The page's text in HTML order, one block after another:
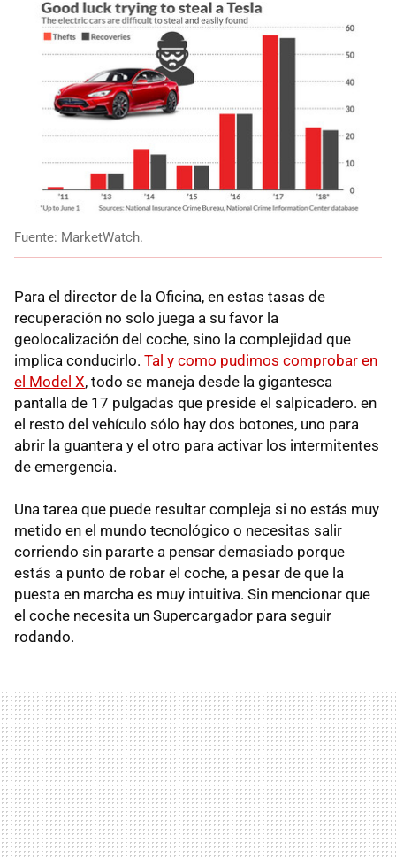
Fuente: MarketWatch.
Para el director de la Oficina, en estas tasas de
recuperación no solo juega a su favor la
geolocalización del coche, sino la complejidad que
implica conducirlo. Tal y como pudimos comprobar en
el Model X, todo se maneja desde la gigantesca
pantalla de 17 pulgadas que preside el salpicadero. en
el resto del vehículo sólo hay dos botones, uno para
abrir la guantera y el otro para activar los intermitentes
de emergencia.
Una tarea que puede resultar compleja si no estás muy
metido en el mundo tecnológico o necesitas salir
corriendo sin pararte a pensar demasiado porque
estás a punto de robar el coche, a pesar de que la
puesta en marcha es muy intuitiva. Sin mencionar que
el coche necesita un Supercargador para seguir
rodando.